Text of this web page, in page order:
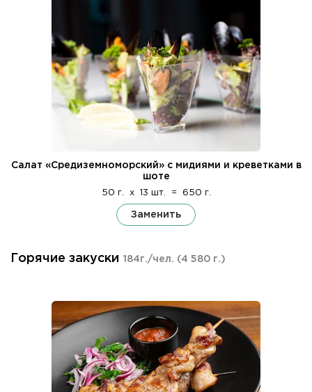
Салат «Средиземноморский» с мидиями и креветками в
шоте
50 г. x 13 шт. = 650 г.
Заменить
Горячие закуски 184г./чел. (4 580 г.)